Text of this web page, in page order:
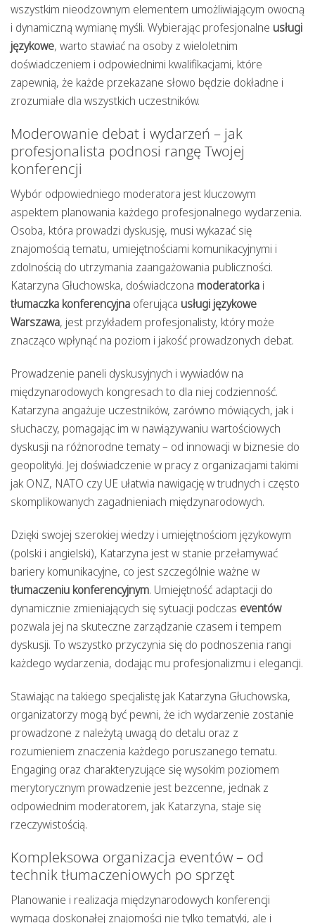
wszystkim nieodzownym elementem umożliwiającym owocną
i dynamiczną wymianę myśli. Wybierając profesjonalne usługi
językowe, warto stawiać na osoby z wieloletnim
doświadczeniem i odpowiednimi kwalifikacjami, które
zapewnią, że każde przekazane słowo będzie dokładne i
zrozumiałe dla wszystkich uczestników.
Moderowanie debat i wydarzeń – jak
profesjonalista podnosi rangę Twojej
konferencji
Wybór odpowiedniego moderatora jest kluczowym
aspektem planowania każdego profesjonalnego wydarzenia.
Osoba, która prowadzi dyskusję, musi wykazać się
znajomością tematu, umiejętnościami komunikacyjnymi i
zdolnością do utrzymania zaangażowania publiczności.
Katarzyna Głuchowska, doświadczona moderatorka i
tłumaczka konferencyjna oferująca usługi językowe
Warszawa, jest przykładem profesjonalisty, który może
znacząco wpłynąć na poziom i jakość prowadzonych debat.
Prowadzenie paneli dyskusyjnych i wywiadów na
międzynarodowych kongresach to dla niej codzienność.
Katarzyna angażuje uczestników, zarówno mówiących, jak i
słuchaczy, pomagając im w nawiązywaniu wartościowych
dyskusji na różnorodne tematy – od innowacji w biznesie do
geopolityki. Jej doświadczenie w pracy z organizacjami takimi
jak ONZ, NATO czy UE ułatwia nawigację w trudnych i często
skomplikowanych zagadnieniach międzynarodowych.
Dzięki swojej szerokiej wiedzy i umiejętnościom językowym
(polski i angielski), Katarzyna jest w stanie przełamywać
bariery komunikacyjne, co jest szczególnie ważne w
tłumaczeniu konferencyjnym. Umiejętność adaptacji do
dynamicznie zmieniających się sytuacji podczas eventów
pozwala jej na skuteczne zarządzanie czasem i tempem
dyskusji. To wszystko przyczynia się do podnoszenia rangi
każdego wydarzenia, dodając mu profesjonalizmu i elegancji.
Stawiając na takiego specjalistę jak Katarzyna Głuchowska,
organizatorzy mogą być pewni, że ich wydarzenie zostanie
prowadzone z należytą uwagą do detalu oraz z
rozumieniem znaczenia każdego poruszanego tematu.
Engaging oraz charakteryzujące się wysokim poziomem
merytorycznym prowadzenie jest bezcenne, jednak z
odpowiednim moderatorem, jak Katarzyna, staje się
rzeczywistością.
Kompleksowa organizacja eventów – od
technik tłumaczeniowych po sprzęt
Planowanie i realizacja międzynarodowych konferencji
wymaga doskonałej znajomości nie tylko tematyki, ale i